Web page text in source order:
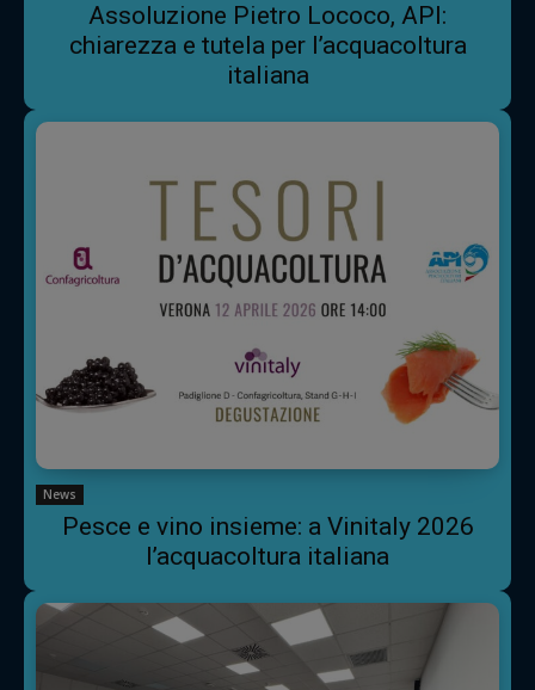
Assoluzione Pietro Lococo, API:
chiarezza e tutela per l’acquacoltura
italiana
News
Pesce e vino insieme: a Vinitaly 2026
l’acquacoltura italiana